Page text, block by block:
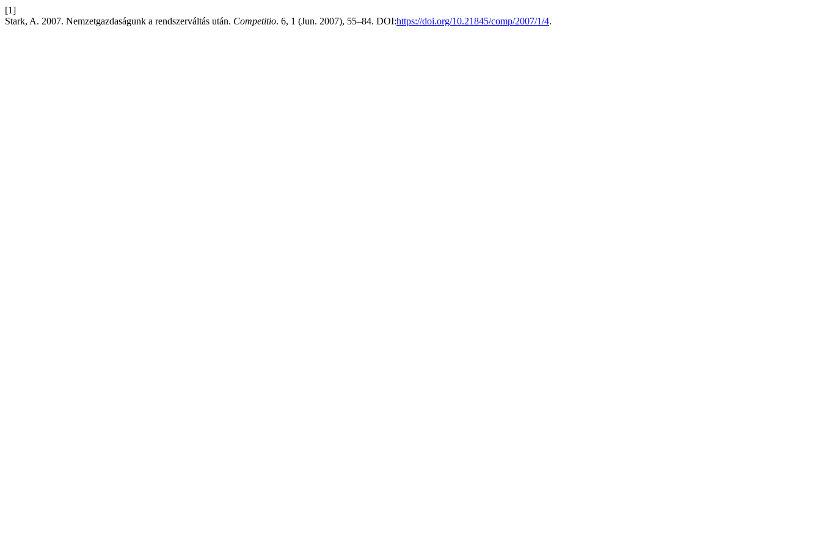
[1]
Stark, A. 2007. Nemzetgazdaságunk a rendszerváltás után. Competitio. 6, 1 (Jun. 2007), 55–84. DOI:https://doi.org/10.21845/comp/2007/1/4.